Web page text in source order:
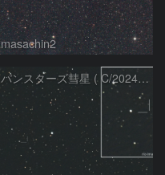
masachin2
パンスターズ彗星 ( C/2024G4 )の予報位置：2026/06/23